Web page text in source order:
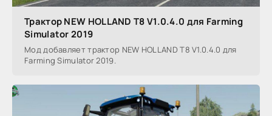
Трактор NEW HOLLAND T8 V1.0.4.0 для Farming
Simulator 2019
Мод добавляет трактор NEW HOLLAND T8 V1.0.4.0 для
Farming Simulator 2019.